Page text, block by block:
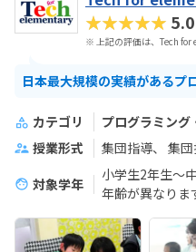
★★★★★ 5.0
※ 上記の評価は、Tech for
日本最大規模の実績があるプ
カテゴリ
プログラミング
授業形式
集団指導 集
対象学年
小学生2年生～
年齢が異なりま